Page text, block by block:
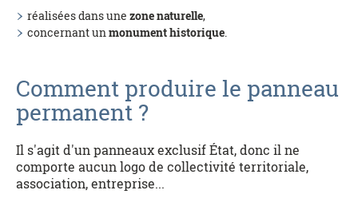
réalisées dans une zone naturelle,
concernant unmonument historique.
Comment produire le panneau
permanent ?
Il s'agit d'un panneaux exclusif État, donc il ne
comporte aucun logo de collectivité territoriale,
association, entreprise...